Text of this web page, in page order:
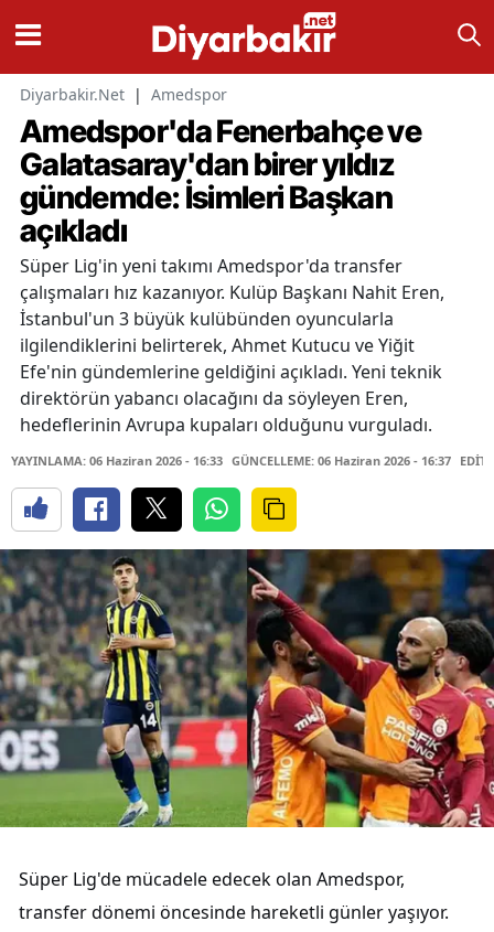
Diyarbakir.Net | Amedspor
Amedspor'da Fenerbahçe ve
Galatasaray'dan birer yıldız
gündemde: İsimleri Başkan
açıkladı
Süper Lig'in yeni takımı Amedspor'da transfer
çalışmaları hız kazanıyor. Kulüp Başkanı Nahit Eren,
İstanbul'un 3 büyük kulübünden oyuncularla
ilgilendiklerini belirterek, Ahmet Kutucu ve Yiğit
Efe'nin gündemlerine geldiğini açıkladı. Yeni teknik
direktörün yabancı olacağını da söyleyen Eren,
hedeflerinin Avrupa kupaları olduğunu vurguladı.
YAYINLAMA: 06 Haziran 2026 - 16:33 GÜNCELLEME: 06 Haziran 2026 - 16:37
Süper Lig'de mücadele edecek olan Amedspor,
transfer dönemi öncesinde hareketli günler yaşıyor.